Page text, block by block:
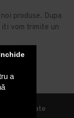
a
produse. Dupa
vom trimite un
rezervate